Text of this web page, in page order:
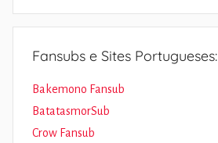
Fansubs e Sites Portugueses:
Bakemono Fansub
BatatasmorSub
Crow Fansub